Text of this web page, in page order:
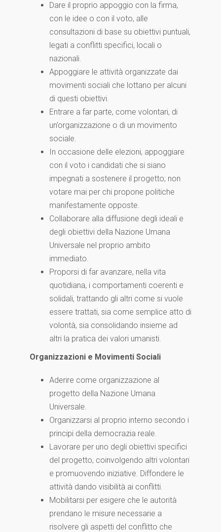
Dare il proprio appoggio con la firma,
con le idee o con il voto, alle
consultazioni di base su obiettivi puntuali,
legati a conflitti specifici, locali o
nazionali.
Appoggiare le attività organizzate dai
movimenti sociali che lottano per alcuni
di questi obiettivi.
Entrare a far parte, come volontari, di
un’organizzazione o di un movimento
sociale.
In occasione delle elezioni, appoggiare
con il voto i candidati che si siano
impegnati a sostenere il progetto; non
votare mai per chi propone politiche
manifestamente opposte.
Collaborare alla diffusione degli ideali e
degli obiettivi della Nazione Umana
Universale nel proprio ambito
immediato.
Proporsi di far avanzare, nella vita
quotidiana, i comportamenti coerenti e
solidali, trattando gli altri come si vuole
essere trattati, sia come semplice atto di
volontà, sia consolidando insieme ad
altri la pratica dei valori umanisti.
Organizzazioni e Movimenti Sociali
Aderire come organizzazione al
progetto della Nazione Umana
Universale.
Organizzarsi al proprio interno secondo i
principi della democrazia reale.
Lavorare per uno degli obiettivi specifici
del progetto, coinvolgendo altri volontari
e promuovendo iniziative. Diffondere le
attività dando visibilità ai conflitti.
Mobilitarsi per esigere che le autorità
prendano le misure necessarie a
risolvere gli aspetti del conflitto che